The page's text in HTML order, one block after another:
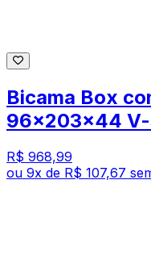
Bicama Box
96x203x44
R$ 968,99
ou 9x de R$ 107,67